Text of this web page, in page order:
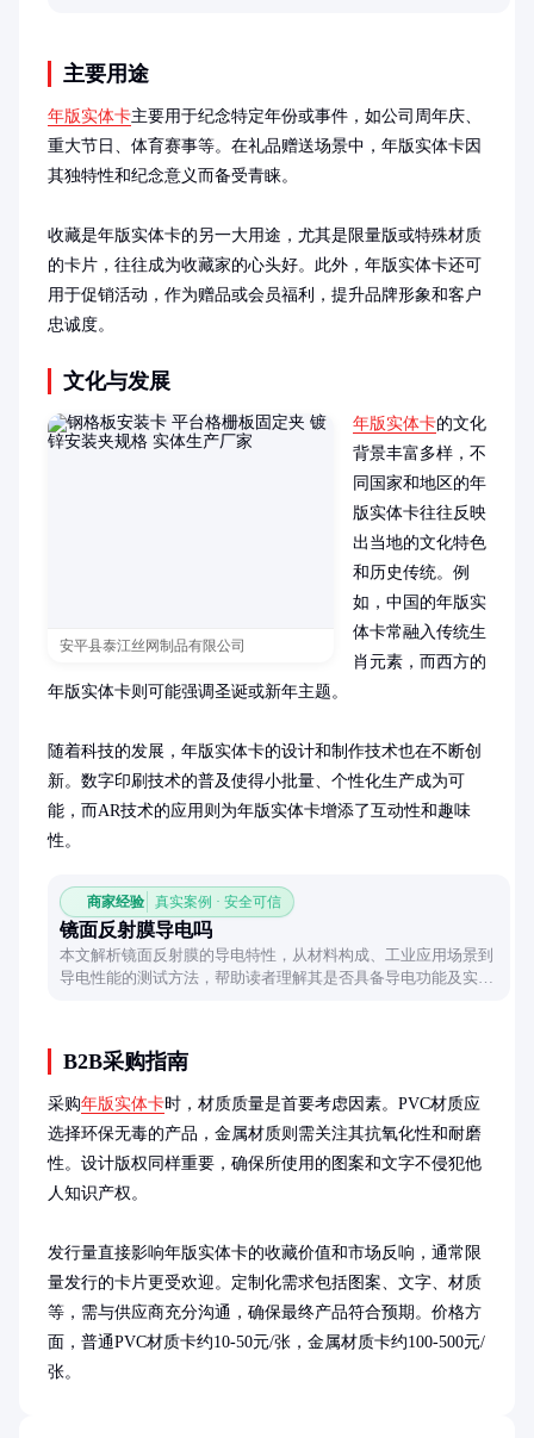
主要用途
年版实体卡主要用于纪念特定年份或事件，如公司周年庆、
重大节日、体育赛事等。在礼品赠送场景中，年版实体卡因
其独特性和纪念意义而备受青睐。
收藏是年版实体卡的另一大用途，尤其是限量版或特殊材质
的卡片，往往成为收藏家的心头好。此外，年版实体卡还可
用于促销活动，作为赠品或会员福利，提升品牌形象和客户
忠诚度。
文化与发展
安平县泰江丝网制品有限公司
年版实体卡的文化
背景丰富多样，不
同国家和地区的年
版实体卡往往反映
出当地的文化特色
和历史传统。例
如，中国的年版实
体卡常融入传统生
肖元素，而西方的
年版实体卡则可能强调圣诞或新年主题。
随着科技的发展，年版实体卡的设计和制作技术也在不断创
新。数字印刷技术的普及使得小批量、个性化生产成为可
能，而AR技术的应用则为年版实体卡增添了互动性和趣味
性。
商家经验 真实案例 · 安全可信
镜面反射膜导电吗
本文解析镜面反射膜的导电特性，从材料构成、工业应用场景到
导电性能的测试方法，帮助读者理解其是否具备导电功能及实际
B2B采购指南
采购年版实体卡时，材质质量是首要考虑因素。PVC材质应
选择环保无毒的产品，金属材质则需关注其抗氧化性和耐磨
性。设计版权同样重要，确保所使用的图案和文字不侵犯他
人知识产权。
发行量直接影响年版实体卡的收藏价值和市场反响，通常限
量发行的卡片更受欢迎。定制化需求包括图案、文字、材质
等，需与供应商充分沟通，确保最终产品符合预期。价格方
面，普通PVC材质卡约10-50元/张，金属材质卡约100-500元/
张。